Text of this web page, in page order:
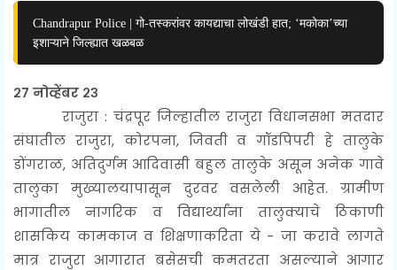
Chandrapur Police | गो-तस्करांवर कायद्याचा लोखंडी हात; ‘मकोका’च्या
इशाऱ्याने जिल्ह्यात खळबळ
२७ नोव्हेंबर २३
राजुरा : चंद्रपूर जिल्हातील राजुरा विधानसभा मतदार
संघातील राजुरा, कोरपना, जिवती व गॉडपिपरी हे तालुके
डोंगराळ, अतिदुर्गम आदिवासी बहुल तालुके असून अनेक गावे
तालुका मुख्यालयापासून दुरवर वसलेली आहेत. ग्रामीण
भागातील नागरिक व विद्यार्थ्यांना तालुक्याचे ठिकाणी
शासकिय कामकाज व शिक्षणाकरिता ये - जा करावे लागते
मात्र राजुरा आगारात बसेसची कमतरता असल्याने आगार